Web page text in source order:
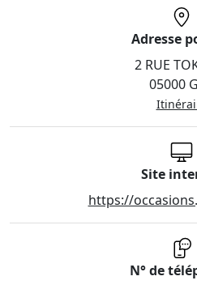
Adresse
2 RUE
05000
Site
https://
N° de